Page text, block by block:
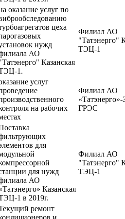
оказание услуг по
цеха
нужд
АО
Казанская
1.
Филиал АО
"Татэнерго"
ТЭЦ-1
услуг
на рабочих
Филиал АО
«Татэнерго»-
ГРЭС
для
для нужд
АО
Казанская
1 в 2019г.
Филиал АО
"Татэнерго"
ТЭЦ-1
ремонт
и